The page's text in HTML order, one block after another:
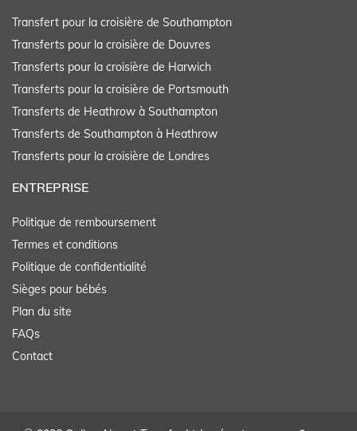
Transfert pour la croisière de Southampton
Transferts pour la croisière de Douvres
Transferts pour la croisière de Harwich
Transferts pour la croisière de Portsmouth
Transferts de Heathrow à Southampton
Transferts de Southampton à Heathrow
Transferts pour la croisière de Londres
ENTREPRISE
Politique de remboursement
Termes et conditions
Politique de confidentialité
Sièges pour bébés
Plan du site
FAQs
Contact